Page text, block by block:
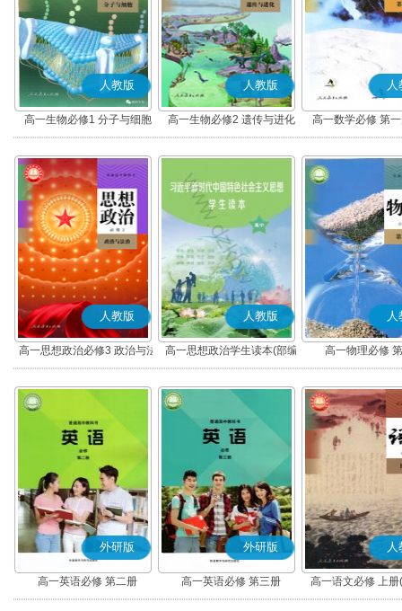
人教版
高一生物必修1 分子与细胞
人教版
高一生物必修2 遗传与进化
人
高一数学必修 第
人教版
高一思想政治必修3 政治与法
治(部编版)
人教版
高一思想政治学生读本(部编
版)
人
高一物理必修
外研版
高一英语必修 第二册
外研版
高一英语必修 第三册
人
高一语文必修 上